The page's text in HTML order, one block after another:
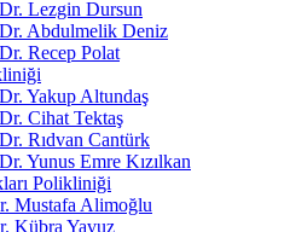
Lezgin Dursun
Abdulmelik Deniz
Recep Polat
Yakup Altundaş
Cihat Tektaş
Rıdvan Cantürk
Yunus Emre Kızılkan
Polikliniği
Mustafa Alimoğlu
Kübra Yavuz